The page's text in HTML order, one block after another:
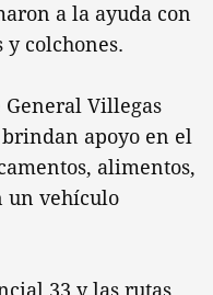
a la ayuda con
colchones.
General Villegas
apoyo en el
alimentos,
un vehículo
33 y las rutas